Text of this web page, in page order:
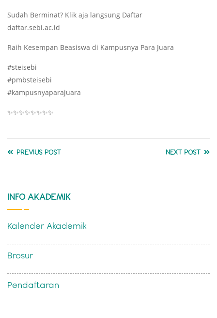
Sudah Berminat? Klik aja langsung Daftar
daftar.sebi.ac.id
Raih Kesempan Beasiswa di Kampusnya Para Juara
#steisebi
#pmbsteisebi
#kampusnyaparajuara
✨✨✨✨✨✨✨✨
PREVIUS POST NEXT POST
INFO AKADEMIK
Kalender Akademik
Brosur
Pendaftaran